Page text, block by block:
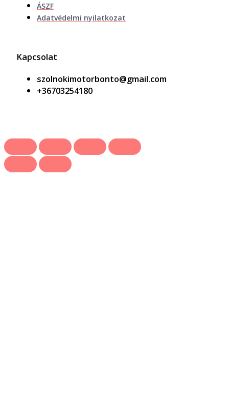
ÁSZF
Adatvédelmi nyilatkozat
Kapcsolat
szolnokimotorbonto@gmail.com
+36703254180